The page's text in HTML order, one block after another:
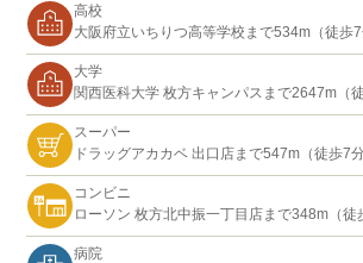
高校
大阪府立いちりつ高等学校まで534m（徒歩7
大学
関西医科大学 枚方キャンパスまで2647m（
スーパー
ドラッグアカカベ 出口店まで547m（徒歩7分
コンビニ
ローソン 枚方北中振一丁目店まで348m（徒
病院